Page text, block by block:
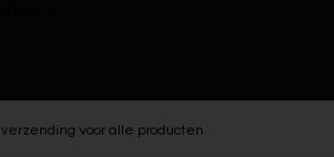
verzending voor alle producten